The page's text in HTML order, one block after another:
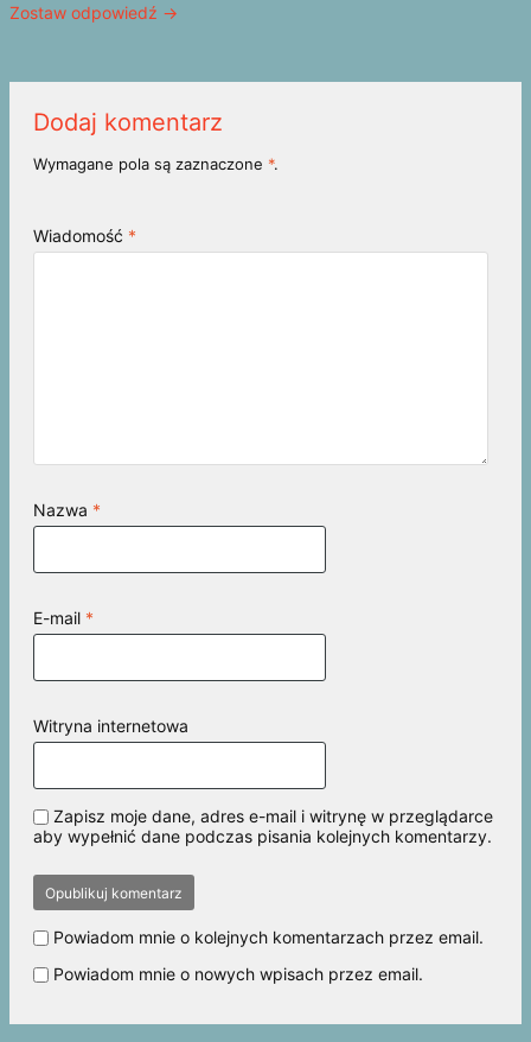
Zostaw odpowiedź →
Dodaj komentarz
Wymagane pola są zaznaczone *.
Wiadomość *
Nazwa *
E-mail *
Witryna internetowa
Zapisz moje dane, adres e-mail i witrynę w przeglądarce
aby wypełnić dane podczas pisania kolejnych komentarzy.
Powiadom mnie o kolejnych komentarzach przez email.
Powiadom mnie o nowych wpisach przez email.